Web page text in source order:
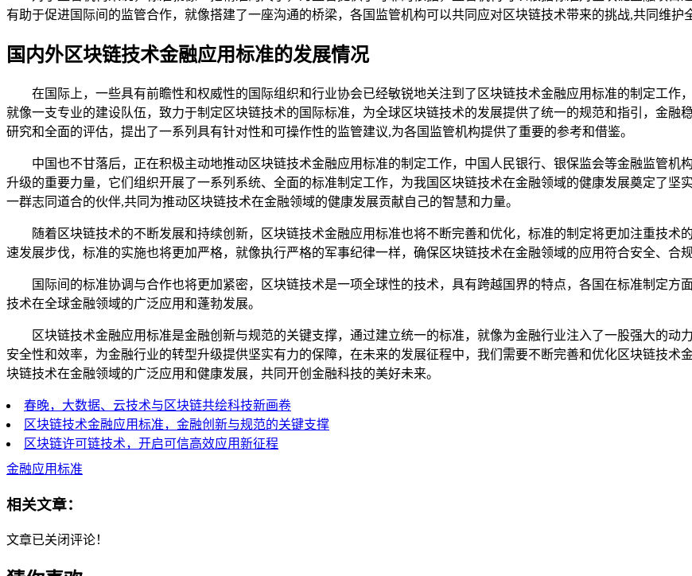
有助于促进国际间的监管合作，就像搭建了一座沟通的桥梁，各国监管机构可以共同应对区块链技术带来的挑战,共同维护
国内外区块链技术金融应用标准的发展情况
在国际上，一些具有前瞻性和权威性的国际组织和行业协会已经敏锐地关注到了区块链技术金融应用标准的制定工作
就像一支专业的建设队伍，致力于制定区块链技术的国际标准，为全球区块链技术的发展提供了统一的规范和指引，金融
研究和全面的评估，提出了一系列具有针对性和可操作性的监管建议,为各国监管机构提供了重要的参考和借鉴。
中国也不甘落后，正在积极主动地推动区块链技术金融应用标准的制定工作，中国人民银行、银保监会等金融监管机
升级的重要力量，它们组织开展了一系列系统、全面的标准制定工作，为我国区块链技术在金融领域的健康发展奠定了坚
一群志同道合的伙伴,共同为推动区块链技术在金融领域的健康发展贡献自己的智慧和力量。
随着区块链技术的不断发展和持续创新，区块链技术金融应用标准也将不断完善和优化，标准的制定将更加注重技
速发展步伐，标准的实施也将更加严格，就像执行严格的军事纪律一样，确保区块链技术在金融领域的应用符合安全、合
国际间的标准协调与合作也将更加紧密，区块链技术是一项全球性的技术，具有跨越国界的特点，各国在标准制定
技术在全球金融领域的广泛应用和蓬勃发展。
区块链技术金融应用标准是金融创新与规范的关键支撑，通过建立统一的标准，就像为金融行业注入了一股强大的
安全性和效率，为金融行业的转型升级提供坚实有力的保障，在未来的发展征程中，我们需要不断完善和优化区块链技
块链技术在金融领域的广泛应用和健康发展，共同开创金融科技的美好未来。
春晚，大数据、云技术与区块链共绘科技新画卷
区块链技术金融应用标准，金融创新与规范的关键支撑
区块链许可链技术，开启可信高效应用新征程
金融应用标准
相关文章：
文章已关闭评论！